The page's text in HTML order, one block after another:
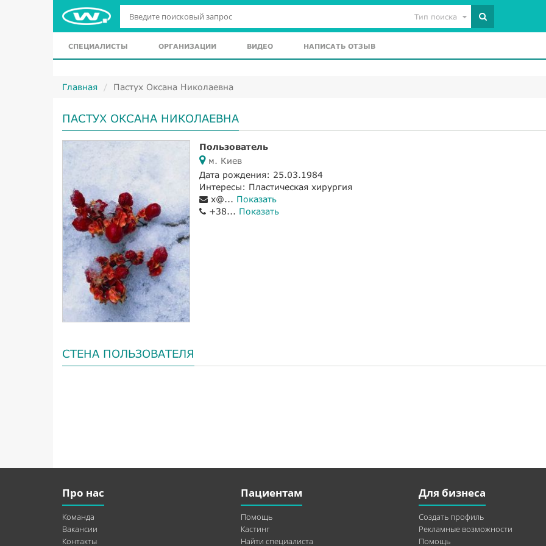
Тип поиска
СПЕЦИАЛИСТЫ ОРГАНИЗАЦИИ ВИДЕО НАПИСАТЬ ОТЗЫВ
Главная Пастух Оксана Николаевна
ПАСТУХ ОКСАНА НИКОЛАЕВНА
Пользователь
м. Киев
Дата рождения: 25.03.1984
Интересы: Пластическая хирургия
x@... Показать
+38... Показать
СТЕНА ПОЛЬЗОВАТЕЛЯ
Про нас
Команда
Вакансии
Контакты
Пациентам
Помощь
Кастинг
Найти специалиста
Для бизнеса
Создать профиль
Рекламные возможности
Помощь